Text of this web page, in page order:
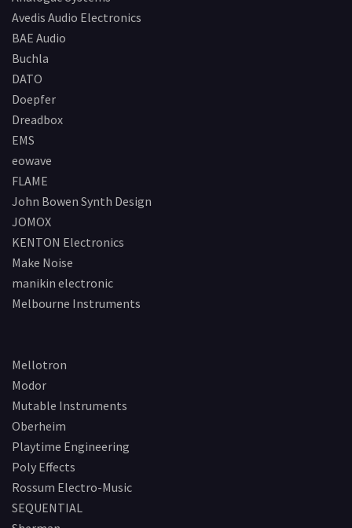
Avedis Audio Electronics
BAE Audio
Buchla
DATO
Doepfer
Dreadbox
EMS
eowave
FLAME
John Bowen Synth Design
JOMOX
KENTON Electronics
Make Noise
manikin electronic
Melbourne Instruments
Mellotron
Modor
Mutable Instruments
Oberheim
Playtime Engineering
Poly Effects
Rossum Electro-Music
SEQUENTIAL